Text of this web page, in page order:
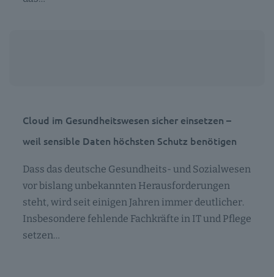
Cloud im Gesundheitswesen sicher einsetzen –
weil sensible Daten höchsten Schutz benötigen
Dass das deutsche Gesundheits- und Sozialwesen
vor bislang unbekannten Herausforderungen
steht, wird seit einigen Jahren immer deutlicher.
Insbesondere fehlende Fachkräfte in IT und Pflege
setzen…